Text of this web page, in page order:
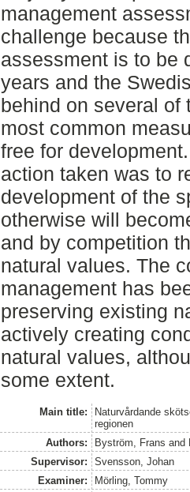
management
challenge because
assessment is to be
years and the
behind on several of
most common
free for
action taken was to
development of the
otherwise will
and by competition
natural values. The
management has
preserving existing
actively creating
natural values,
some extent.
Main title:
Naturvårdande
regionen
Authors:
Byström, Frans and
Supervisor:
Svensson, Johan
Examiner:
Mörling, Tommy